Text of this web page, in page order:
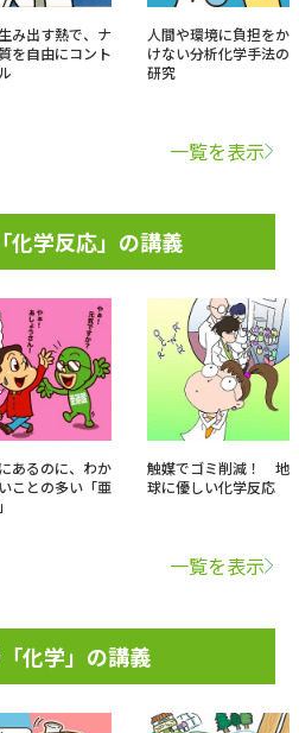
み出す熱で、ナ
を自由にコント
人間や環境に負担をか
けない分析化学手法の
研究
一覧を表示
化学反応」の講義
あるのに、わか
ことの多い「亜
触媒でゴミ削減！ 地
球に優しい化学反応
一覧を表示
化学」の講義